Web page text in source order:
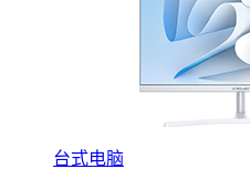
台式电脑